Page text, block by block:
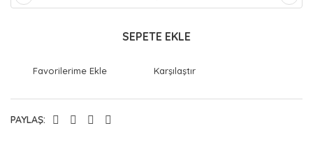
SEPETE EKLE
Karşılaştır
PAYLAŞ: